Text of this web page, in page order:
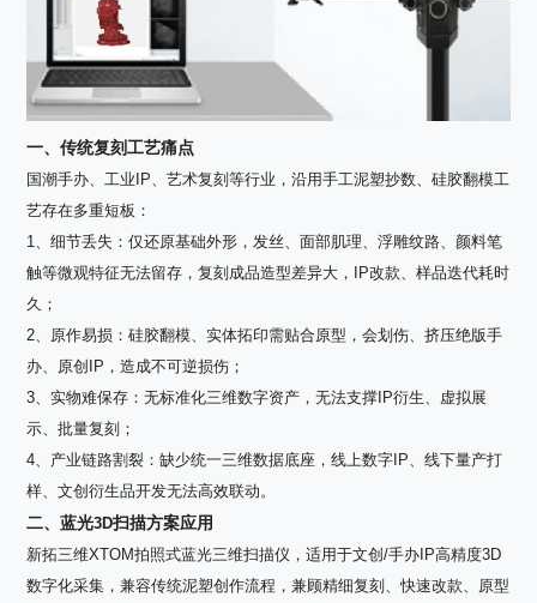
一、传统复刻工艺痛点
国潮手办、工业 IP、艺术复刻等行业，沿用手工泥塑抄数、硅胶翻模工
艺存在多重短板：
1、细节丢失：仅还原基础外形，发丝、面部肌理、浮雕纹路、颜料笔
触等微观特征无法留存，复刻成品造型差异大，
IP改款、样品迭代耗时
久；
2、原作易损：硅胶翻模、实体拓印需贴合原型，会划伤、挤压绝版手
办、原创 IP ，造成不可逆损伤；
3、实物难保存：无标准化三维数字资产，无法支撑 IP衍生、虚拟展
示、批量复刻；
4、产业链路割裂：缺少统一三维数据底座，线上数字 IP、线下量产打
样、文创衍生品开发无法高效联动。
二、蓝光3D扫描方案应用
新拓三维XTOM拍照式蓝光三维扫描仪，适用于文创/手办 IP高精度3D
数字化采集，兼容传统泥塑创作流程，兼顾精细复刻、快速改款、原型